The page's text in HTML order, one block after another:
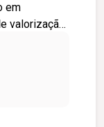
em
valorização.
ou